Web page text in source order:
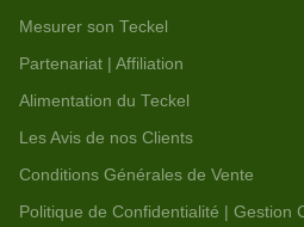
Mesurer son Teckel
Partenariat | Affiliation
Alimentation du Teckel
Les Avis de nos Clients
Conditions Générales de Vente
Politique de Confidentialité | Gestion